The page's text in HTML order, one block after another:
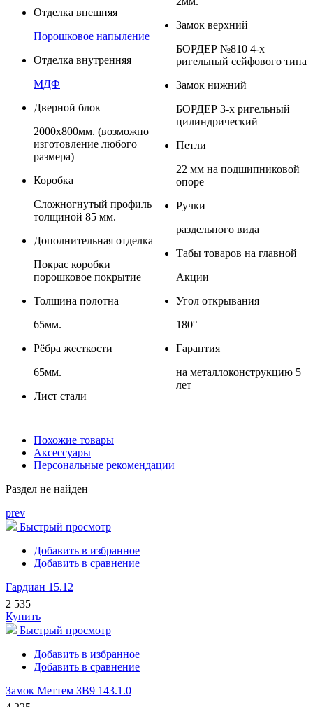
Отделка внешняя
Порошковое напыление
Отделка внутренняя
МДФ
Дверной блок
2000х800мм. (возможно
изготовление любого
размера)
Коробка
Сложногнутый профиль
толщиной 85 мм.
Дополнительная отделка
Покрас коробки
порошковое покрытие
Толщина полотна
65мм.
Рёбра жесткости
65мм.
Лист стали
Замок верхний
БОРДЕР №810 4-х
ригельный сейфового типа
Замок нижний
БОРДЕР 3-х ригельный
цилиндрический
Петли
22 мм на подшипниковой
опоре
Ручки
раздельного вида
Табы товаров на главной
Акции
Угол открывания
180°
Гарантия
на металлоконструкцию 5
лет
Похожие товары
Аксессуары
Персональные рекомендации
Раздел не найден
prev
Быстрый просмотр
Добавить в избранное
Добавить в сравнение
Гардиан 15.12
2 535
Купить
Быстрый просмотр
Добавить в избранное
Добавить в сравнение
Замок Меттем ЗВ9 143.1.0